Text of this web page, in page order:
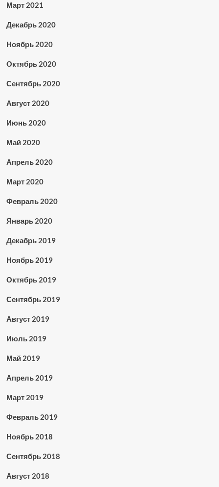
Март 2021
Декабрь 2020
Ноябрь 2020
Октябрь 2020
Сентябрь 2020
Август 2020
Июнь 2020
Май 2020
Апрель 2020
Март 2020
Февраль 2020
Январь 2020
Декабрь 2019
Ноябрь 2019
Октябрь 2019
Сентябрь 2019
Август 2019
Июль 2019
Май 2019
Апрель 2019
Март 2019
Февраль 2019
Ноябрь 2018
Сентябрь 2018
Август 2018